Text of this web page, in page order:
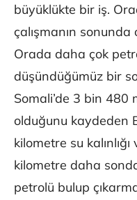
büyüklükte bir iş.
çalışmanın
Orada daha çok
düşündüğümüz bir
Somali’de 3 bin 480
olduğunu kaydeden
kilometre su
kilometre daha
petrolü bulup